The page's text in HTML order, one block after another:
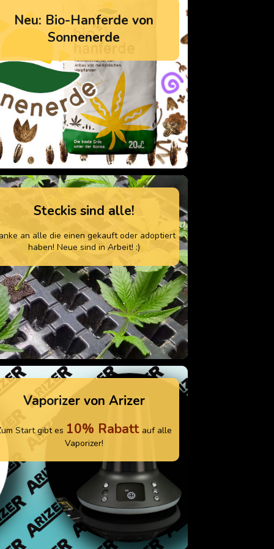
Neu: Bio-Hanferde von
Sonnenerde
Steckis sind alle!
an alle die einen gekauft oder adoptiert
haben! Neue sind in Arbeit! :)
Vaporizer von Arizer
Start gibt es 10% Rabattauf alle
Vaporizer!